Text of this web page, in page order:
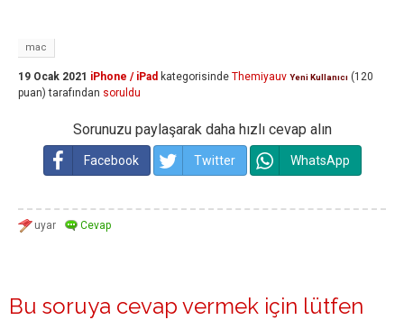
mac
19 Ocak 2021 iPhone / iPad kategorisinde Themiyauv Yeni Kullanıcı (120
puan) tarafından soruldu
Sorunuzu paylaşarak daha hızlı cevap alın
Facebook Twitter WhatsApp
Bu soruya cevap vermek için lütfen